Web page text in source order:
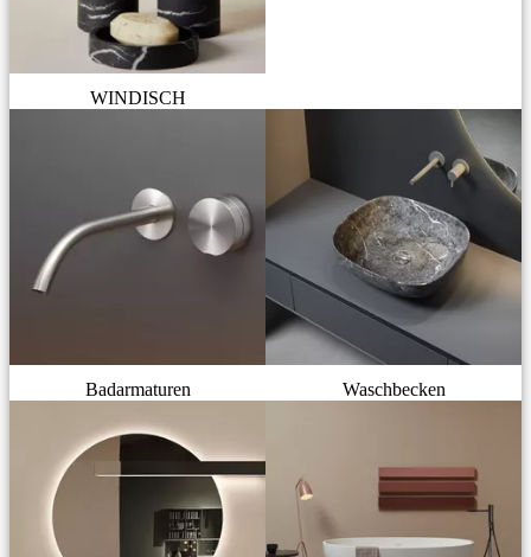
WINDISCH
Badarmaturen Waschbecken